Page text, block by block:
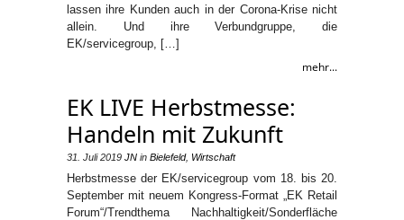
lassen ihre Kunden auch in der Corona-Krise nicht
allein. Und ihre Verbundgruppe, die
EK/servicegroup, […]
mehr...
EK LIVE Herbstmesse:
Handeln mit Zukunft
31. Juli 2019 JN in Bielefeld, Wirtschaft
Herbstmesse der EK/servicegroup vom 18. bis 20.
September mit neuem Kongress-Format „EK Retail
Forum“/Trendthema Nachhaltigkeit/Sonderfläche